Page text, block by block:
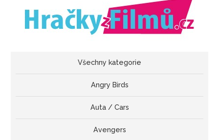
Všechny kategorie
Angry Birds
Auta / Cars
Avengers